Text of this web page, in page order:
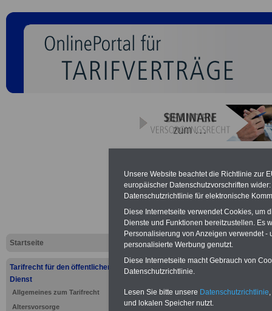
Startseite
Tarifrecht für den öffentlichen
Dienst
Allgemeines zum Tarifrecht
Altersvorsorge
(BMI) zum
Tarifrecht
Fragen
Dienst
Unsere Website beachtet die Richtlinie zur
europäischer Datenschutzvorschriften
Datenschutzrichtlinie für elektronische
Diese Internetseite verwendet Cookies, um
Dienste und Funktionen bereitzustellen. Es
Personalisierung von Anzeigen verwendet
personalisierte Werbung genutzt.
Diese Internetseite macht Gebrauch von
Datenschutzrichtlinie.
Lesen Sie bitte unsere Datenschutzrichtlinie
und lokalen Speicher nutzt.